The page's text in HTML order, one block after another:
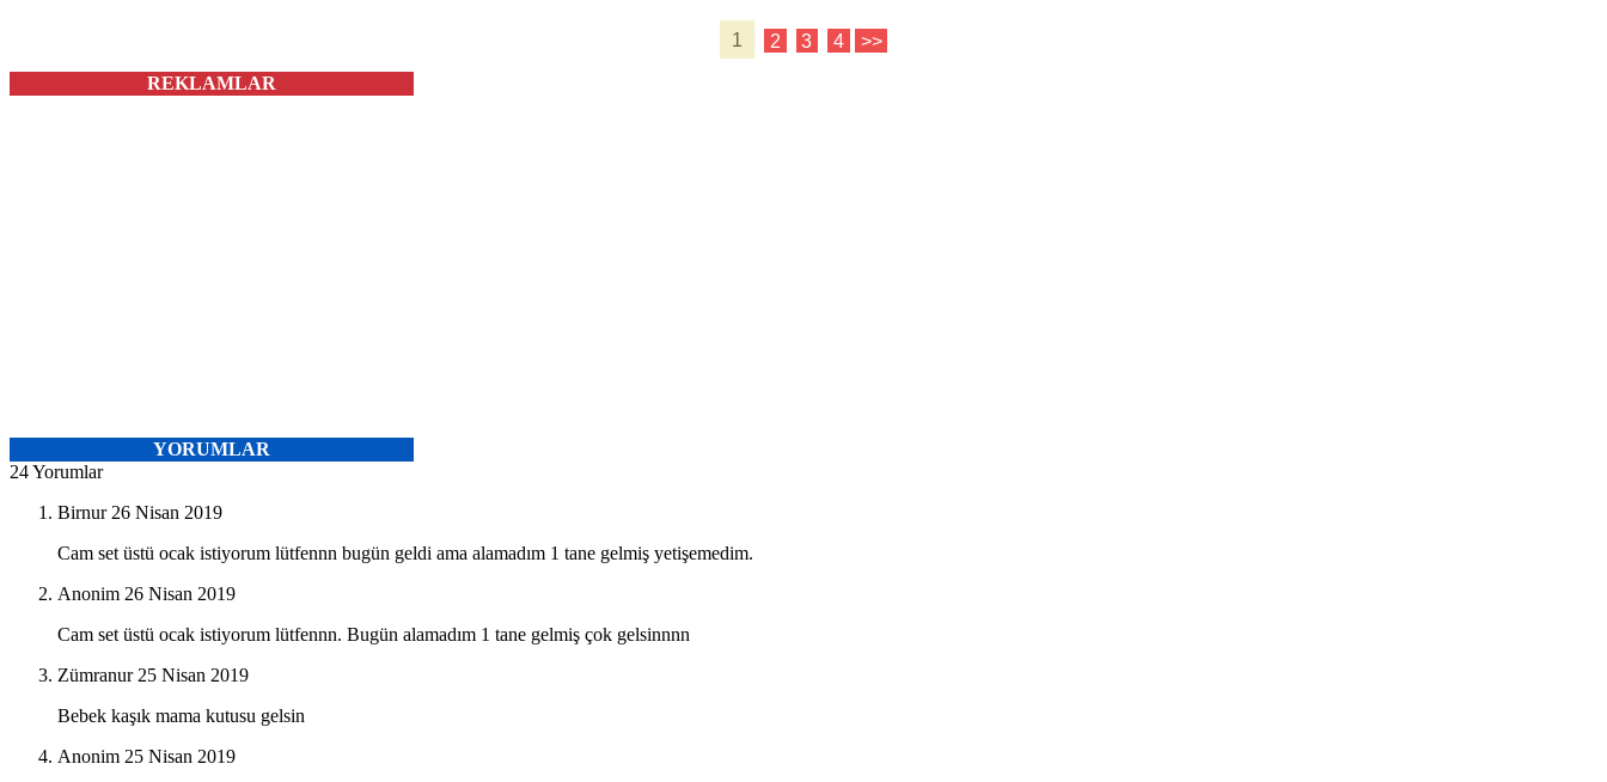
1 2 3 4 >>
REKLAMLAR
YORUMLAR
24 Yorumlar
Birnur 26 Nisan 2019
Cam set üstü ocak istiyorum lütfennn bugün geldi ama alamadım 1 tane gelmiş yetişemedim.
Anonim 26 Nisan 2019
Cam set üstü ocak istiyorum lütfennn. Bugün alamadım 1 tane gelmiş çok gelsinnnn
Zümranur 25 Nisan 2019
Bebek kaşık mama kutusu gelsin
Anonim 25 Nisan 2019